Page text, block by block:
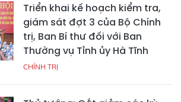
Triển khai kế hoạch kiểm tra,
giám sát đợt 3 của Bộ Chính
trị, Ban Bí thư đối với Ban
Thường vụ Tỉnh ủy Hà Tĩnh
CHÍNH TRỊ